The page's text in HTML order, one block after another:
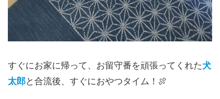
すぐにお家に帰って、お留守番を頑張ってくれた犬
太郎と合流後、すぐにおやつタイム！🍖